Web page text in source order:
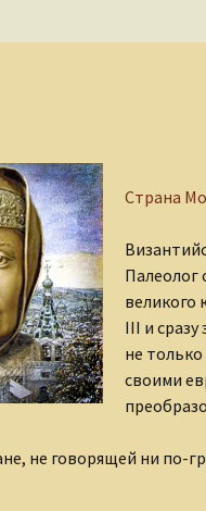
Страна
Палеолог
великого
III и сразу
не
своими
не говорящей ни по-
Софья